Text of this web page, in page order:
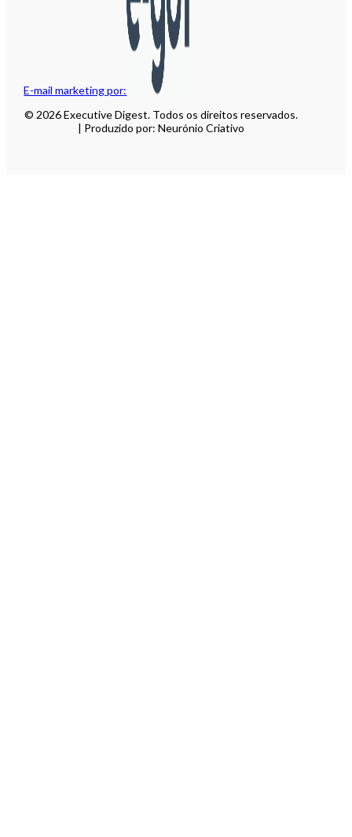
E-mail marketing por:
© 2026 Executive Digest. Todos os direitos reservados.
| Produzido por: Neurónio Criativo